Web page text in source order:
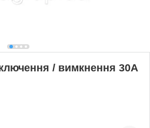
/ вимкнення 30A